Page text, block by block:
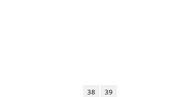
38 39